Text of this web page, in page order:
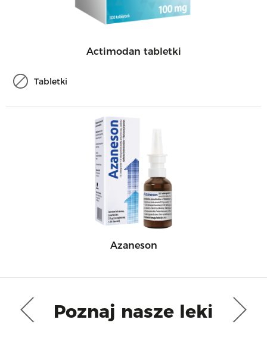
Actimodan tabletki
Tabletki
Azaneson
Poznaj nasze leki